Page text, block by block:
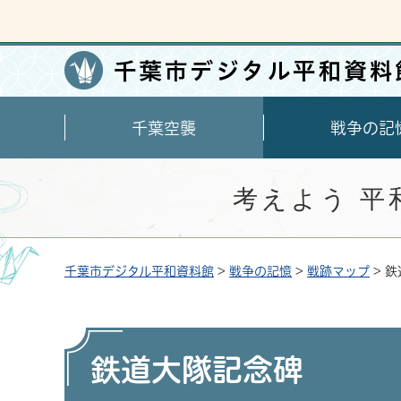
千葉空襲 戦争の記
考えよう 平
千葉市デジタル平和資料館 > 戦争の記憶 > 戦跡マップ > 鉄
鉄道大隊記念碑